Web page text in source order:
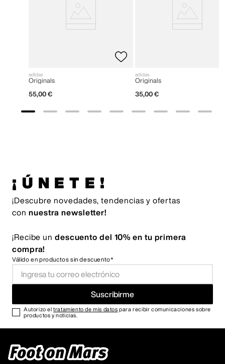
adidas
Originals
55,00 €
adidas
Originals
35,00 €
¡ÚNETE!
¡Descubre novedades, tendencias y ofertas
con nuestra newsletter!
¡Recibe un descuento del 10% en tu primera
compra!
Válido en productos sin descuento*
Suscribirme
Autorizo eltratamiento de mis datos para recibir comunicaciones sobre
productos y noticias.